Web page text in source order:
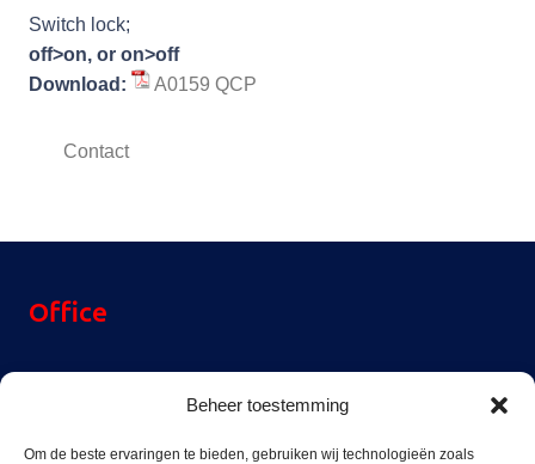
Beheer toestemming
Om de beste ervaringen te bieden, gebruiken wij technologieën zoals
Switch lock;
off>on, or on>off
Download:
A0159 QCP
Contact
Office
3059 SM Rotterdam,